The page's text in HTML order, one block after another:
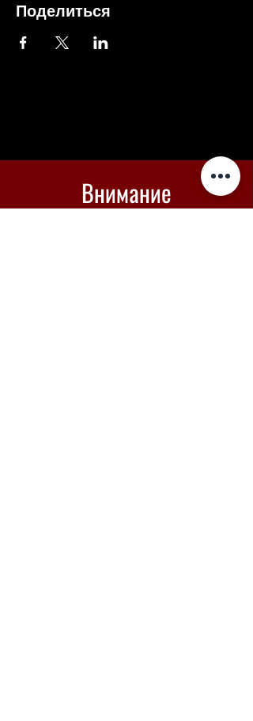
Поделиться
Внимание